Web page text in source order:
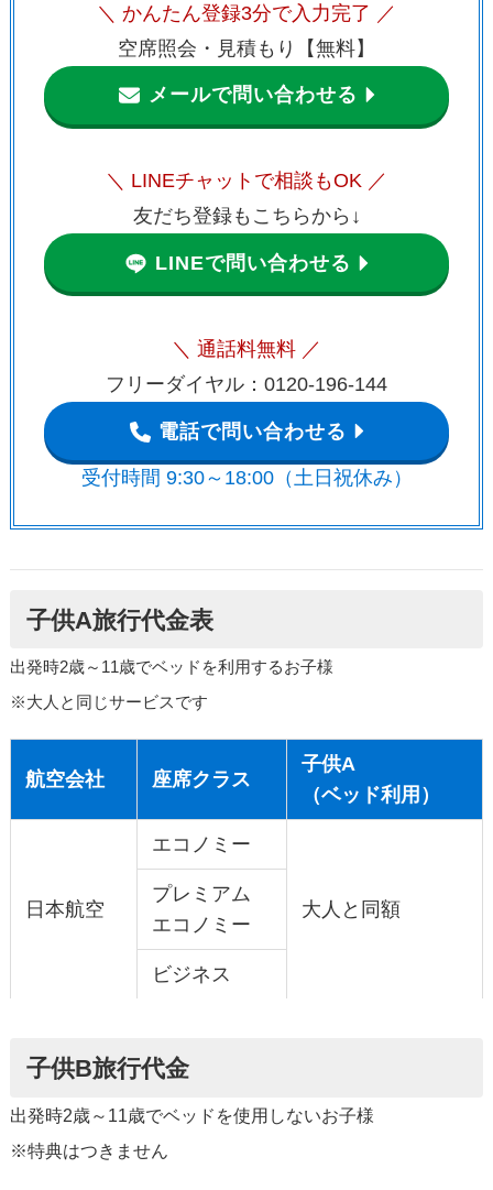
＼ かんたん登録3分で入力完了 ／
空席照会・見積もり【無料】
メールで問い合わせる
＼ LINEチャットで相談もOK ／
友だち登録もこちらから↓
LINEで問い合わせる
＼ 通話料無料 ／
フリーダイヤル：0120-196-144
電話で問い合わせる
受付時間 9:30～18:00（土日祝休み）
子供A旅行代金表
出発時2歳～11歳でベッドを利用するお子様
※大人と同じサービスです
航空会社 座席クラス
子供A
（ベッド利用）
日本航空
エコノミー
大人と同額
プレミアム
エコノミー
ビジネス
子供B旅行代金
出発時2歳～11歳でベッドを使用しないお子様
※特典はつきません